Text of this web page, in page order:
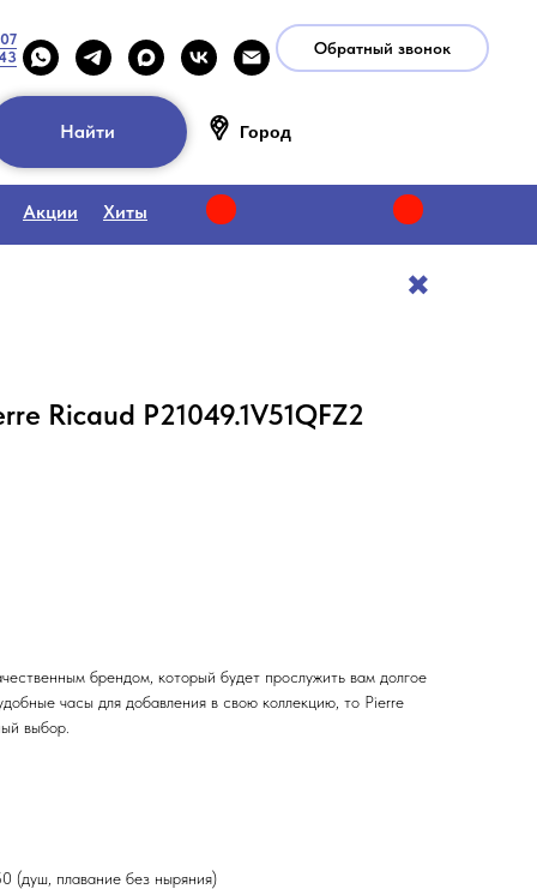
Обратный звонок
Найти Город
Акции Хиты
✖️
Ricaud P21049.1V51QFZ2
брендом, который будет прослужить вам долгое
часы для добавления в свою коллекцию, то Pierre
выбор.
(душ, плавание без ныряния)